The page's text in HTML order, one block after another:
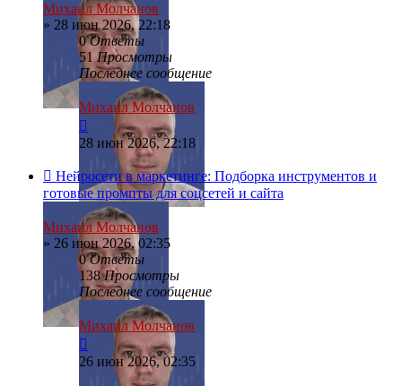
Михаил Молчанов
» 28 июн 2026, 22:18
0Ответы
51Просмотры
Последнее сообщение
Михаил Молчанов
28 июн 2026, 22:18
Нейросети в маркетинге: Подборка инструментов и
готовые промпты для соцсетей и сайта
Михаил Молчанов
» 26 июн 2026, 02:35
0Ответы
138Просмотры
Последнее сообщение
Михаил Молчанов
26 июн 2026, 02:35